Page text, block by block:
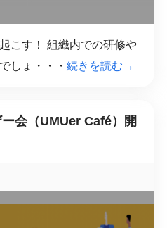
こす！ 組織内での研修や
しょ・・・ 続きを読む→
ー会（UMUer Café）開